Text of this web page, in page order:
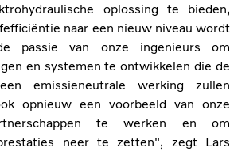
oplossing te bieden,
naar een nieuw niveau wordt
passie van onze ingenieurs om
en systemen te ontwikkelen die de
emissieneutrale werking zullen
opnieuw een voorbeeld van onze
te werken en om
neer te zetten", zegt Lars